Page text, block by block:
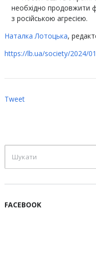
необхідно продовжити
з російською агресією.
Наталка Лотоцька,
https://lb.ua/society/2024/
Tweet
FACEBOOK